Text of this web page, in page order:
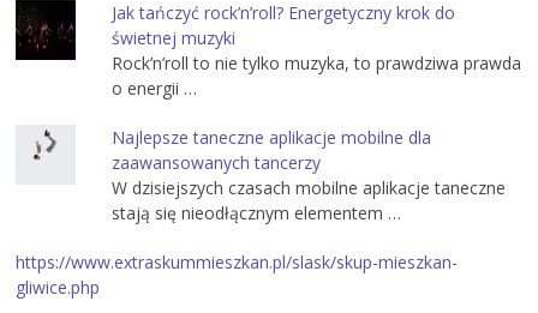
Jak tańczyć rock’n’roll? Energetyczny krok do
świetnej muzyki
Rock’n’roll to nie tylko muzyka, to prawdziwa prawda
o energii …
Najlepsze taneczne aplikacje mobilne dla
zaawansowanych tancerzy
W dzisiejszych czasach mobilne aplikacje taneczne
stają się nieodłącznym elementem …
https://www.extraskummieszkan.pl/slask/skup-mieszkan-
gliwice.php